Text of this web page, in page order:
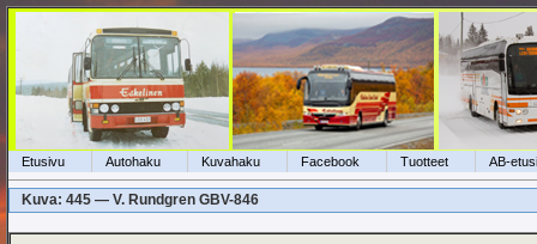
Etusivu Autohaku Kuvahaku Facebook Tuotteet AB-
Kuva: 445 — V. Rundgren GBV-846